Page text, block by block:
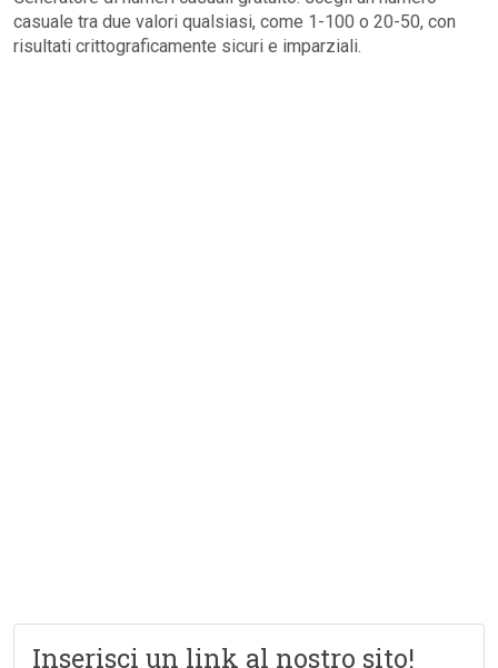
casuale tra due valori qualsiasi, come 1-100 o 20-50, con
risultati crittograficamente sicuri e imparziali.
Inserisci un link al nostro sito!